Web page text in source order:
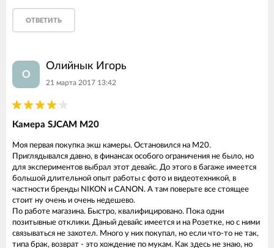
ОТВЕТИТЬ
О
Олийнык Игорь
21 марта 2017 13:42
Камера SJCAM M20
Моя первая покупка экш камеры. Остановился на М20.
Приглядывался давно, в финансах особого ограничения не было, но
для экспериментов выбрал этот девайс. До этого в багаже имеется
большой длительной опыт работы с фото и видеотехникой, в
частности бренды NIKON и CANON. А там поверьте все стоящее
стоит ну очень и очень недешево.
По работе магазина. Быстро, квалифицировано. Пока одни
позитывные отклики. Даный девайс имеется и на Розетке, но с ними
связываться не захотел. Много у них покупал, но если что-то не так,
типа брак, возврат - это хождение по мукам. Как здесь не знаю, но